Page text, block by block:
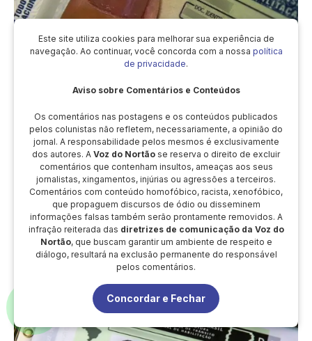
Mais de 323 mil condutores já fizeram a renovação
automática da CNH; veja quem tem direito
Este site utiliza cookies para melhorar sua experiência de
navegação. Ao continuar, você concorda com a nossa política
de privacidade.
Aviso sobre Comentários e Conteúdos
Os comentários nas postagens e os conteúdos publicados
pelos colunistas não refletem, necessariamente, a opinião do
jornal. A responsabilidade pelos mesmos é exclusivamente
dos autores. A Voz do Nortão se reserva o direito de excluir
comentários que contenham insultos, ameaças aos seus
jornalistas, xingamentos, injúrias ou agressões a terceiros.
Comentários com conteúdo homofóbico, racista, xenofóbico,
que propaguem discursos de ódio ou disseminem
informações falsas também serão prontamente removidos. A
infração reiterada das diretrizes de comunicação da Voz do
Nortão, que buscam garantir um ambiente de respeito e
diálogo, resultará na exclusão permanente do responsável
pelos comentários.
Concordar e Fechar